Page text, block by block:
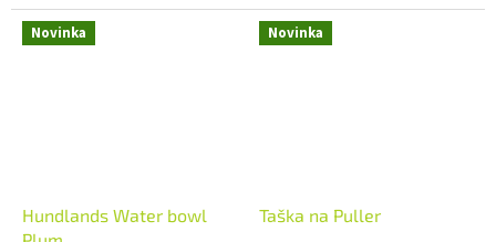
Novinka
Hundlands Water bowl
Novinka
Taška na Puller